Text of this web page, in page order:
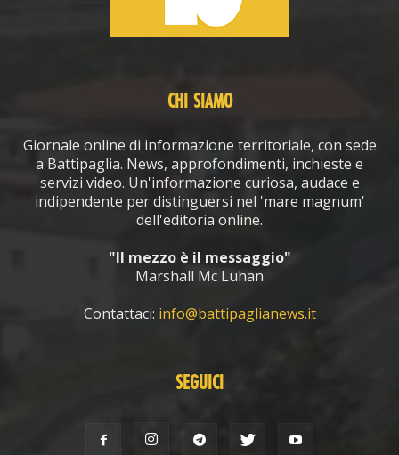
CHI SIAMO
Giornale online di informazione territoriale, con sede
a Battipaglia. News, approfondimenti, inchieste e
servizi video. Un'informazione curiosa, audace e
indipendente per distinguersi nel 'mare magnum'
dell'editoria online.
"Il mezzo è il messaggio"
Marshall Mc Luhan
Contattaci: info@battipaglianews.it
SEGUICI